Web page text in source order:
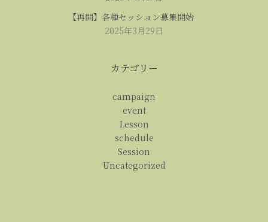
【再開】各種セッション募集開始
2025年3月29日
カテゴリー
campaign
event
Lesson
schedule
Session
Uncategorized